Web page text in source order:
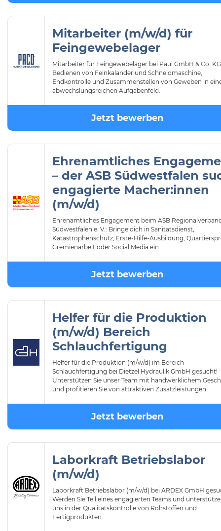
Mitarbeiter (m/w/d) für
Feingewebelager
Mitarbeiter für Feingewebelager bei Paul GmbH & Co.
Bedienen von Feinkalander und Schneidmaschine,
Endkontrolle und Zusammenstellen von Geweben in
abwechslungsreichen Aufgabenfeld.
Jetzt bewerben
Ehrenamtliches
– der ASB Südwestfalen
engagierte Macher:innen
(m/w/d)
Ehrenamtliches Engagement beim ASB
Südwestfalen e. V.: Bringe dich in Sanitätsdienst,
Katastrophenschutz, Erste-Hilfe-Ausbildung,
Gremienarbeit oder Social Media ein.
Jetzt bewerben
Helfer für die Produktion
(m/w/d) Bereich
Schlauchfertigung
Helfer für die Produktion (m/w/d) im Bereich
Schlauchfertigung bei Dietzel Hydraulik GmbH gesucht!
Unterstützen Sie unser Team mit handwerklichem
und profitieren Sie von attraktiven Zusatzleistungen.
Jetzt bewerben
Laborkraft Betriebslabor
(m/w/d)
Laborkraft Betriebslabor (m/w/d) bei ARDEX GmbH
Werden Sie Teil eines engagierten Teams und
uns in der Qualitätskontrolle von Rohstoffen und
Fertigprodukten.